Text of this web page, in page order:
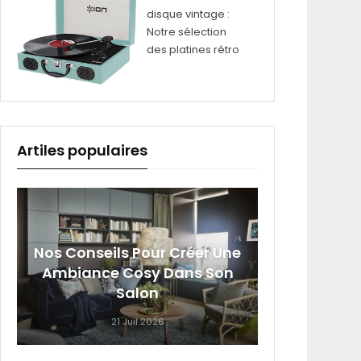
disque vintage :
Notre sélection
des platines rétro
Artiles populaires
Nos Conseils Pour Créer Une
Ambiance Cosy Dans Son
Salon
21 Juil 2026